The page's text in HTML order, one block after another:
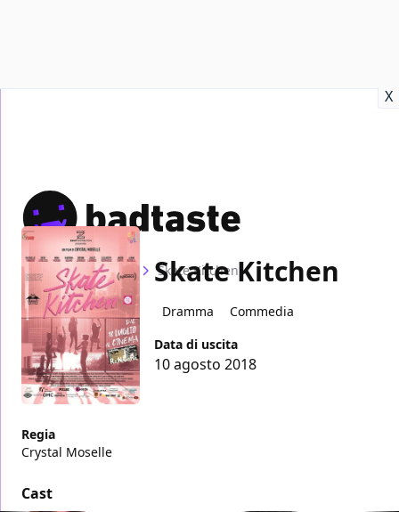
X
Home Film Skate Kitchen
Skate Kitchen
Dramma
Commedia
Data di uscita
10 agosto 2018
Regia
Crystal Moselle
Cast